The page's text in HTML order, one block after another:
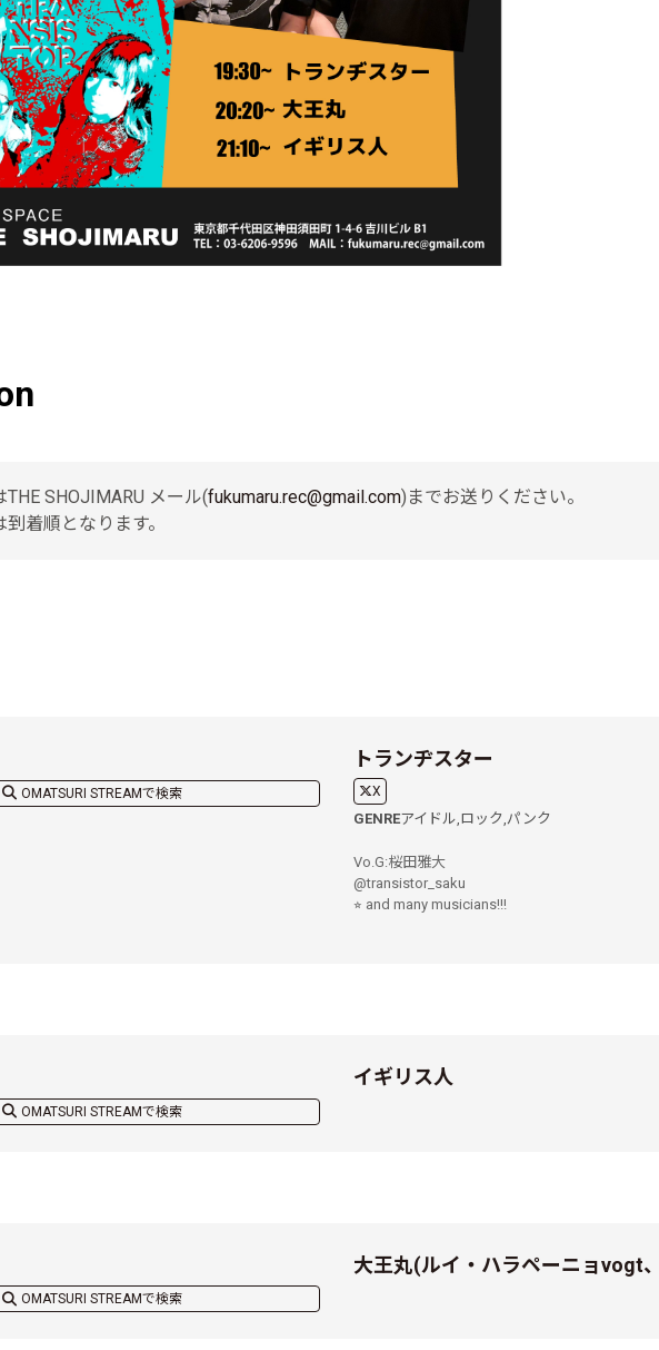
SHOJIMARU メール(fukumaru.rec@gmail.com)までお送りください。
着順となります。
OMATSURI STREAMで検索
トランヂスター
X
GENREアイドル,ロック,パンク
Vo.G:桜田雅大
@transistor_saku
⭐︎ and many musicians!!!
OMATSURI STREAMで検索
イギリス人
OMATSURI STREAMで検索
大王丸(ルイ・ハラペーニョvogt